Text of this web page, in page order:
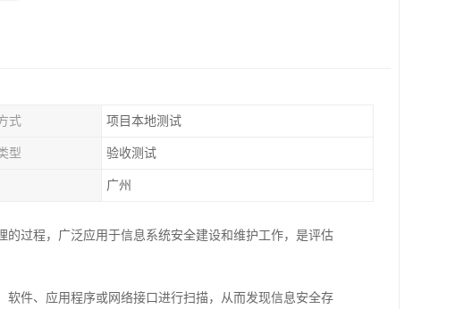
式 项目本地测试
型 验收测试
广州
过程，广泛应用于信息系统安全建设和维护工作，是评估
件、应用程序或网络接口进行扫描，从而发现信息安全存